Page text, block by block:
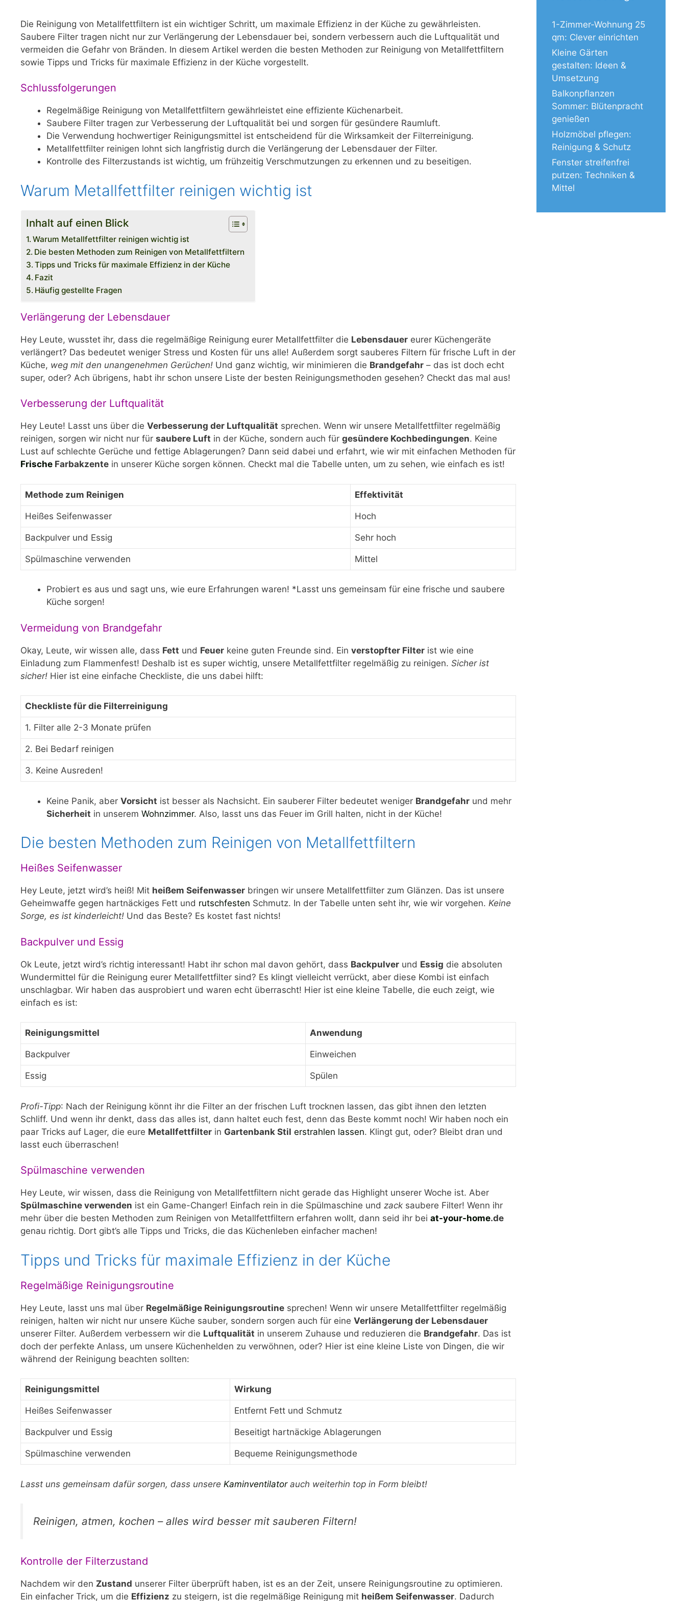
Die Reinigung von Metallfettfiltern ist ein wichtiger Schritt, um maximale Effizienz in der Küche zu gewährleisten.
Saubere Filter tragen nicht nur zur Verlängerung der Lebensdauer bei, sondern verbessern auch die Luftqualität und
vermeiden die Gefahr von Bränden. In diesem Artikel werden die besten Methoden zur Reinigung von Metallfettfiltern
sowie Tipps und Tricks für maximale Effizienz in der Küche vorgestellt.
Schlussfolgerungen
Regelmäßige Reinigung von Metallfettfiltern gewährleistet eine effiziente Küchenarbeit.
Saubere Filter tragen zur Verbesserung der Luftqualität bei und sorgen für gesündere Raumluft.
Die Verwendung hochwertiger Reinigungsmittel ist entscheidend für die Wirksamkeit der Filterreinigung.
Metallfettfilter reinigen lohnt sich langfristig durch die Verlängerung der Lebensdauer der Filter.
Kontrolle des Filterzustands ist wichtig, um frühzeitig Verschmutzungen zu erkennen und zu beseitigen.
Warum Metallfettfilter reinigen wichtig ist
Inhalt auf einen Blick
Warum Metallfettfilter reinigen wichtig ist
Die besten Methoden zum Reinigen von Metallfettfiltern
Tipps und Tricks für maximale Effizienz in der Küche
Fazit
Häufig gestellte Fragen
Verlängerung der Lebensdauer
Hey Leute, wusstet ihr, dass die regelmäßige Reinigung eurer Metallfettfilter die Lebensdauer eurer Küchengeräte
verlängert? Das bedeutet weniger Stress und Kosten für uns alle! Außerdem sorgt sauberes Filtern für frische Luft in der
Küche, weg mit den unangenehmen Gerüchen! Und ganz wichtig, wir minimieren die Brandgefahr – das ist doch echt
super, oder? Ach übrigens, habt ihr schon unsere Liste der besten Reinigungsmethoden gesehen? Checkt das mal aus!
Verbesserung der Luftqualität
Hey Leute! Lasst uns über die Verbesserung der Luftqualität sprechen. Wenn wir unsere Metallfettfilter regelmäßig
reinigen, sorgen wir nicht nur für saubere Luft in der Küche, sondern auch für gesündere Kochbedingungen. Keine
Lust auf schlechte Gerüche und fettige Ablagerungen? Dann seid dabei und erfahrt, wie wir mit einfachen Methoden für
Frische Farbakzente in unserer Küche sorgen können. Checkt mal die Tabelle unten, um zu sehen, wie einfach es ist!
Methode zum Reinigen Effektivität
Heißes Seifenwasser Hoch
Backpulver und Essig Sehr hoch
Spülmaschine verwenden Mittel
Probiert es aus und sagt uns, wie eure Erfahrungen waren! *Lasst uns gemeinsam für eine frische und saubere
Küche sorgen!
Vermeidung von Brandgefahr
Okay, Leute, wir wissen alle, dass Fett und Feuer keine guten Freunde sind. Ein verstopfter Filter ist wie eine
Einladung zum Flammenfest! Deshalb ist es super wichtig, unsere Metallfettfilter regelmäßig zu reinigen. Sicher ist
sicher! Hier ist eine einfache Checkliste, die uns dabei hilft:
Checkliste für die Filterreinigung
1. Filter alle 2-3 Monate prüfen
2. Bei Bedarf reinigen
3. Keine Ausreden!
Keine Panik, aber Vorsicht ist besser als Nachsicht. Ein sauberer Filter bedeutet weniger Brandgefahr und mehr
Sicherheit in unserem Wohnzimmer. Also, lasst uns das Feuer im Grill halten, nicht in der Küche!
Die besten Methoden zum Reinigen von Metallfettfiltern
Heißes Seifenwasser
Hey Leute, jetzt wird’s heiß! Mit heißem Seifenwasser bringen wir unsere Metallfettfilter zum Glänzen. Das ist unsere
Geheimwaffe gegen hartnäckiges Fett und rutschfesten Schmutz. In der Tabelle unten seht ihr, wie wir vorgehen. Keine
Sorge, es ist kinderleicht! Und das Beste? Es kostet fast nichts!
Backpulver und Essig
Ok Leute, jetzt wird’s richtig interessant! Habt ihr schon mal davon gehört, dass Backpulver und Essig die absoluten
Wundermittel für die Reinigung eurer Metallfettfilter sind? Es klingt vielleicht verrückt, aber diese Kombi ist einfach
unschlagbar. Wir haben das ausprobiert und waren echt überrascht! Hier ist eine kleine Tabelle, die euch zeigt, wie
einfach es ist:
Reinigungsmittel Anwendung
Backpulver Einweichen
Essig Spülen
Profi-Tipp: Nach der Reinigung könnt ihr die Filter an der frischen Luft trocknen lassen, das gibt ihnen den letzten
Schliff. Und wenn ihr denkt, dass das alles ist, dann haltet euch fest, denn das Beste kommt noch! Wir haben noch ein
paar Tricks auf Lager, die eure Metallfettfilter in Gartenbank Stil erstrahlen lassen. Klingt gut, oder? Bleibt dran und
lasst euch überraschen!
Spülmaschine verwenden
Hey Leute, wir wissen, dass die Reinigung von Metallfettfiltern nicht gerade das Highlight unserer Woche ist. Aber
Spülmaschine verwenden ist ein Game-Changer! Einfach rein in die Spülmaschine und zack saubere Filter! Wenn ihr
mehr über die besten Methoden zum Reinigen von Metallfettfiltern erfahren wollt, dann seid ihr bei at-your-home.de
genau richtig. Dort gibt’s alle Tipps und Tricks, die das Küchenleben einfacher machen!
Tipps und Tricks für maximale Effizienz in der Küche
Regelmäßige Reinigungsroutine
Hey Leute, lasst uns mal über Regelmäßige Reinigungsroutine sprechen! Wenn wir unsere Metallfettfilter regelmäßig
reinigen, halten wir nicht nur unsere Küche sauber, sondern sorgen auch für eine Verlängerung der Lebensdauer
unserer Filter. Außerdem verbessern wir die Luftqualität in unserem Zuhause und reduzieren die Brandgefahr. Das ist
doch der perfekte Anlass, um unsere Küchenhelden zu verwöhnen, oder? Hier ist eine kleine Liste von Dingen, die wir
während der Reinigung beachten sollten:
Reinigungsmittel Wirkung
Heißes Seifenwasser Entfernt Fett und Schmutz
Backpulver und Essig Beseitigt hartnäckige Ablagerungen
Spülmaschine verwenden Bequeme Reinigungsmethode
Lasst uns gemeinsam dafür sorgen, dass unsere Kaminventilatorauch weiterhin top in Form bleibt!
Reinigen, atmen, kochen – alles wird besser mit sauberen Filtern!
Kontrolle der Filterzustand
Nachdem wir den Zustand unserer Filter überprüft haben, ist es an der Zeit, unsere Reinigungsroutine zu optimieren.
Ein einfacher Trick, um die Effizienz zu steigern, ist die regelmäßige Reinigung mit heißem Seifenwasser. Dadurch
1-Zimmer-Wohnung 25
qm: Clever einrichten
Kleine Gärten
gestalten: Ideen &
Umsetzung
Balkonpflanzen
Sommer: Blütenpracht
genießen
Holzmöbel pflegen:
Reinigung & Schutz
Fenster streifenfrei
putzen: Techniken &
Mittel